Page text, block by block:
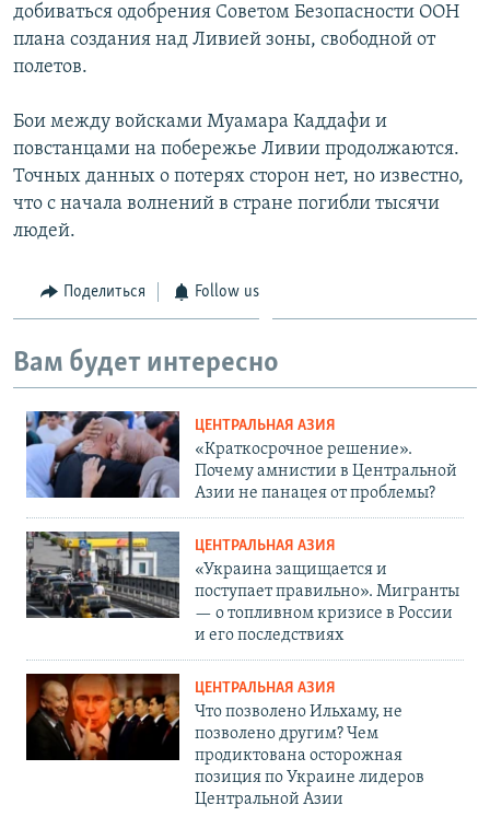
добиваться одобрения Советом Безопасности ООН
плана создания над Ливией зоны, свободной от
полетов.
Бои между войсками Муамара Каддафи и
повстанцами на побережье Ливии продолжаются.
Точных данных о потерях сторон нет, но известно,
что с начала волнений в стране погибли тысячи
людей.
Поделиться Follow us
Вам будет интересно
ЦЕНТРАЛЬНАЯ АЗИЯ
«Краткосрочное решение».
Почему амнистии в Центральной
Азии не панацея от проблемы?
ЦЕНТРАЛЬНАЯ АЗИЯ
«Украина защищается и
поступает правильно». Мигранты
— о топливном кризисе в России
и его последствиях
ЦЕНТРАЛЬНАЯ АЗИЯ
Что позволено Ильхаму, не
позволено другим? Чем
продиктована осторожная
позиция по Украине лидеров
Центральной Азии